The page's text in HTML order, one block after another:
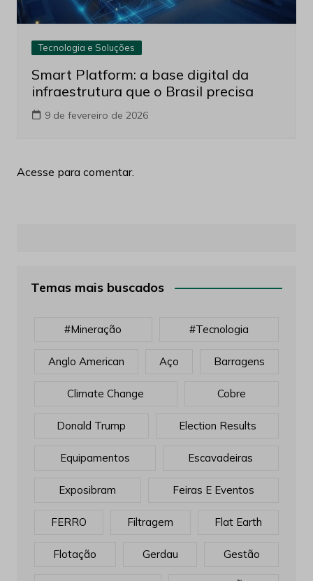
Tecnologia e Soluções
Smart Platform: a base digital da
infraestrutura que o Brasil precisa
9 de fevereiro de 2026
Acesse para comentar.
Temas mais buscados
#mineração #tecnologia
Anglo American Aço Barragens
Climate Change Cobre
Donald Trump Election Results
Equipamentos Escavadeiras
Exposibram Feiras E Eventos
FERRO Filtragem Flat Earth
Flotação Gerdau Gestão